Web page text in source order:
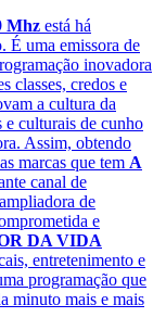
Mhz está há
É uma emissora de
inovadora
classes, credos e
a cultura da
e culturais de cunho
Assim, obtendo
marcas que tem A
canal de
de
e
DA VIDA
entretenimento e
programação que
minuto mais e mais